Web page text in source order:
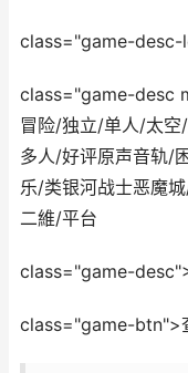
class="game-desc-
class="game-desc
冒险/独立/单人/太
多人/好评原声音轨/
乐/类银河战士恶魔
二維/平台
class="game-
class="game-btn">